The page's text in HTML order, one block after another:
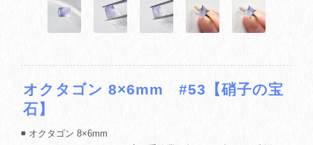
オクタゴン 8×6mm #53【硝子の宝
石】
◾️ オクタゴン 8×6mm